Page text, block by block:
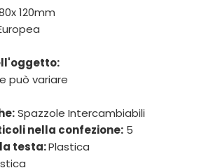
120mm
può variare
Spazzole Intercambiabili
nella confezione: 5
testa:Plastica